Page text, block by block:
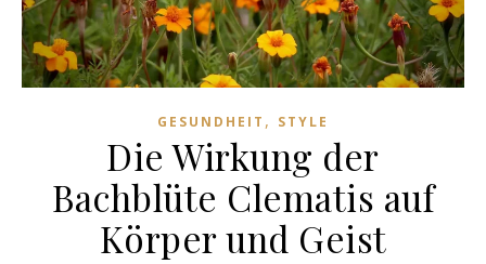
GESUNDHEIT , STYLE
Die Wirkung der
Bachblüte Clematis auf
Körper und Geist